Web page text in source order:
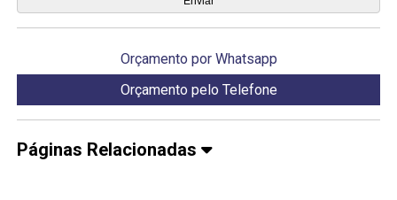
Orçamento por Whatsapp
Orçamento pelo Telefone
Páginas Relacionadas